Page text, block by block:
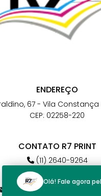
ENDEREÇO
67 - Vila Constança
CEP: 02258-220
CONTATO R7 PRINT
(11) 2640-9264
(11) 98784-6664
Olá! Fale agora